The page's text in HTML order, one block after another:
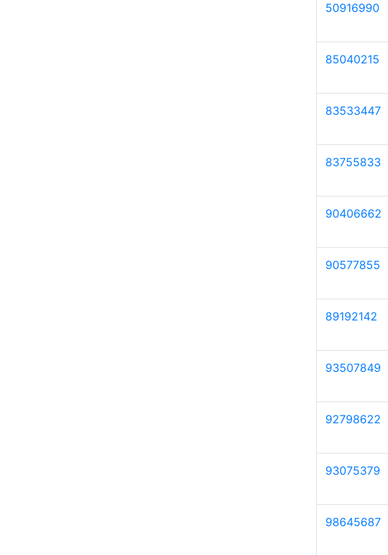
50916990
85040215
83533447
83755833
90406662
90577855
89192142
93507849
92798622
93075379
98645687